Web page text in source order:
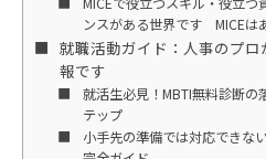
ンスがある世界です MICEは
就職活動ガイド：人事のプ
報です
就活生必見！MBTI無料診断の
テップ
小手先の準備では対応できな